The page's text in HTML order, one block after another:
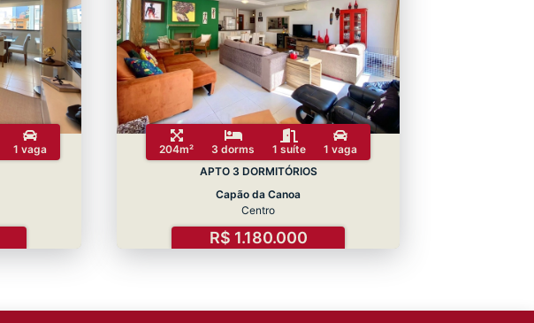
1 vaga
204m² 3 dorms 1 suíte
1 vaga
APTO 3 DORMITÓRIOS
Capão da Canoa
Centro
R$ 1.180.000